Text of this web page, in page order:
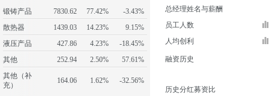
锻铸产品
7830.62 77.42%
-3.43%
散热器
1439.03 14.23%
9.15%
液压产品
427.86 4.23%
-18.45%
其他
252.94 2.50%
57.61%
其他（补
充）
164.06 1.62% -32.56%
总经理姓名与薪酬
员工人数
人均创利
融资历史
历史分红募资比